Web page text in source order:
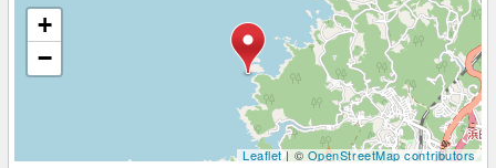
+
−
Leaflet| ©OpenStreetMap contributors